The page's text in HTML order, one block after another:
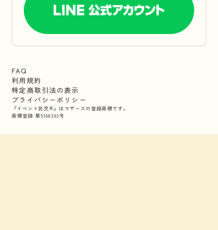
FAQ
利用規約
特定商取引法の表示
プライバシーポリシー
『イベント託児®』はマザーズの登録商標です。
商標登録 第5168303号